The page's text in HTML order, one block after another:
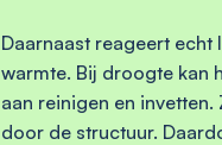
Daarnaast reageert
warmte. Bij droogte kan
aan reinigen en
door de structuur.